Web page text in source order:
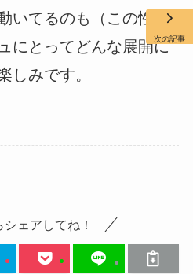
いてるのも（この性悪
にとってどんな展開に
しみです。
ェアしてね！
次の記事